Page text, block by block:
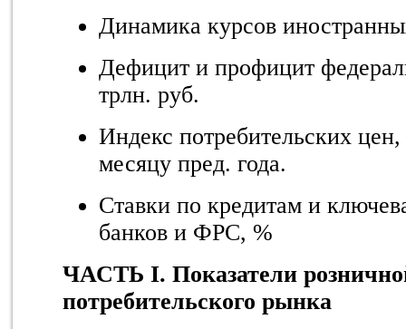
Динамика курсов
Дефицит и профицит
трлн. руб.
Индекс потребительских
месяцу пред. года.
Ставки по кредитам и
банков и ФРС, %
ЧАСТЬ I. Показатели
потребительского рынка